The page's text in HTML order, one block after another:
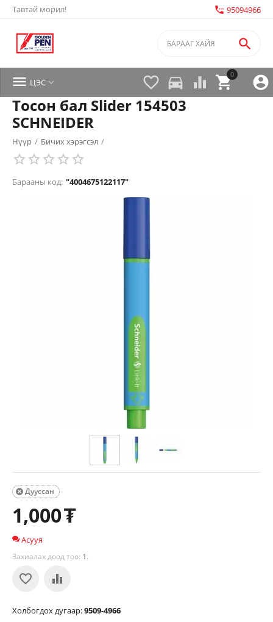
Тавтай морил! settings_phone 95094966


0

 directions_car 
 ЦЭС 
Тосон бал Slider 154503
SCHNEIDER
Нүүр / Бичих хэрэгсэл /
Барааны код: "4004675122117"
Дууссан

1,000₮
Асууя
Захиалах доод тоо: 1.
Холбогдох дугаар:9509-4966